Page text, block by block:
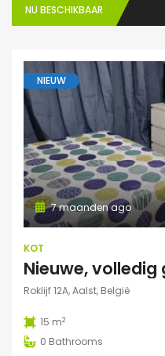
NU BESCHIKBAAR
NIEUW
7 maanden ago
KOT
Roklijf 12A, Aalst, België
15 m2
0 Bathrooms